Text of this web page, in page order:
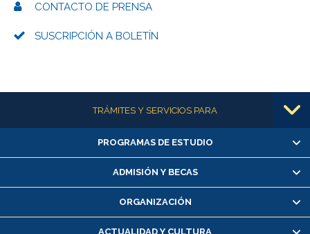
CONTACTO DE PRENSA
SUSCRIPCIÓN A BOLETÍN
Más informaciónTRÁMITES Y SERVICIOS PARA
Alumnas/os y exalumnas/os
Matrícula en línea
Inscripción y cambio de asignaturas
Consulta y certificado de notas
PROGRAMAS DE ESTUDIO
ADMISIÓN Y BECAS
ORGANIZACIÓN
ACTUALIDAD Y CULTURA